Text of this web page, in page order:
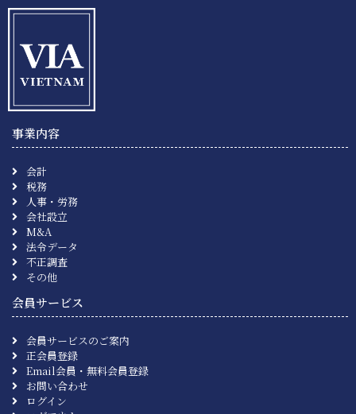
事業内容
会計
税務
人事・労務
会社設立
M&A
法令データ
不正調査
その他
会員サービス
会員サービスのご案内
正会員登録
Email会員・無料会員登録
お問い合わせ
ログイン